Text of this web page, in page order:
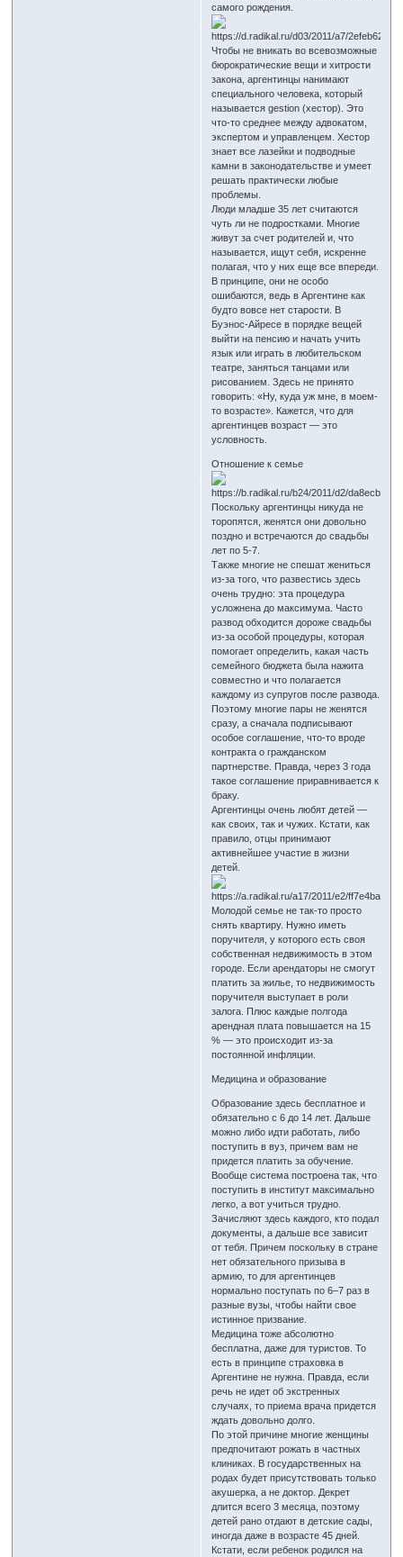
самого рождения.
Чтобы не вникать во всевозможные
бюрократические вещи и хитрости
закона, аргентинцы нанимают
специального человека, который
называется gestion (хестор). Это
что-то среднее между адвокатом,
экспертом и управленцем. Хестор
знает все лазейки и подводные
камни в законодательстве и умеет
решать практически любые
проблемы.
Люди младше 35 лет считаются
чуть ли не подростками. Многие
живут за счет родителей и, что
называется, ищут себя, искренне
полагая, что у них еще все впереди.
В принципе, они не особо
ошибаются, ведь в Аргентине как
будто вовсе нет старости. В
Буэнос-Айресе в порядке вещей
выйти на пенсию и начать учить
язык или играть в любительском
театре, заняться танцами или
рисованием. Здесь не принято
говорить: «Ну, куда уж мне, в моем-
то возрасте». Кажется, что для
аргентинцев возраст — это
условность.
Отношение к семье
Поскольку аргентинцы никуда не
торопятся, женятся они довольно
поздно и встречаются до свадьбы
лет по 5-7.
Также многие не спешат жениться
из-за того, что развестись здесь
очень трудно: эта процедура
усложнена до максимума. Часто
развод обходится дороже свадьбы
из-за особой процедуры, которая
помогает определить, какая часть
семейного бюджета была нажита
совместно и что полагается
каждому из супругов после развода.
Поэтому многие пары не женятся
сразу, а сначала подписывают
особое соглашение, что-то вроде
контракта о гражданском
партнерстве. Правда, через 3 года
такое соглашение приравнивается к
браку.
Аргентинцы очень любят детей —
как своих, так и чужих. Кстати, как
правило, отцы принимают
активнейшее участие в жизни
детей.
Молодой семье не так-то просто
снять квартиру. Нужно иметь
поручителя, у которого есть своя
собственная недвижимость в этом
городе. Если арендаторы не смогут
платить за жилье, то недвижимость
поручителя выступает в роли
залога. Плюс каждые полгода
арендная плата повышается на 15
% — это происходит из-за
постоянной инфляции.
Медицина и образование
Образование здесь бесплатное и
обязательно с 6 до 14 лет. Дальше
можно либо идти работать, либо
поступить в вуз, причем вам не
придется платить за обучение.
Вообще система построена так, что
поступить в институт максимально
легко, а вот учиться трудно.
Зачисляют здесь каждого, кто подал
документы, а дальше все зависит
от тебя. Причем поскольку в стране
нет обязательного призыва в
армию, то для аргентинцев
нормально поступать по 6–7 раз в
разные вузы, чтобы найти свое
истинное призвание.
Медицина тоже абсолютно
бесплатна, даже для туристов. То
есть в принципе страховка в
Аргентине не нужна. Правда, если
речь не идет об экстренных
случаях, то приема врача придется
ждать довольно долго.
По этой причине многие женщины
предпочитают рожать в частных
клиниках. В государственных на
родах будет присутствовать только
акушерка, а не доктор. Декрет
длится всего 3 месяца, поэтому
детей рано отдают в детские сады,
иногда даже в возрасте 45 дней.
Кстати, если ребенок родился на